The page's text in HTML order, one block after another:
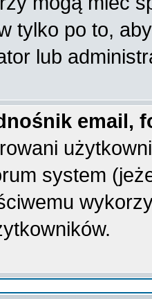
tylko po to,
lub
email,
system